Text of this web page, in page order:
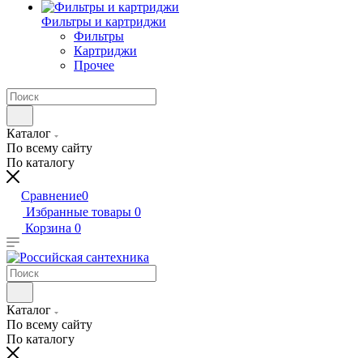
Фильтры и картриджи
Фильтры
Картриджи
Прочее
Каталог
По всему сайту
По каталогу
Сравнение0
Избранные товары 0
Корзина 0
Каталог
По всему сайту
По каталогу